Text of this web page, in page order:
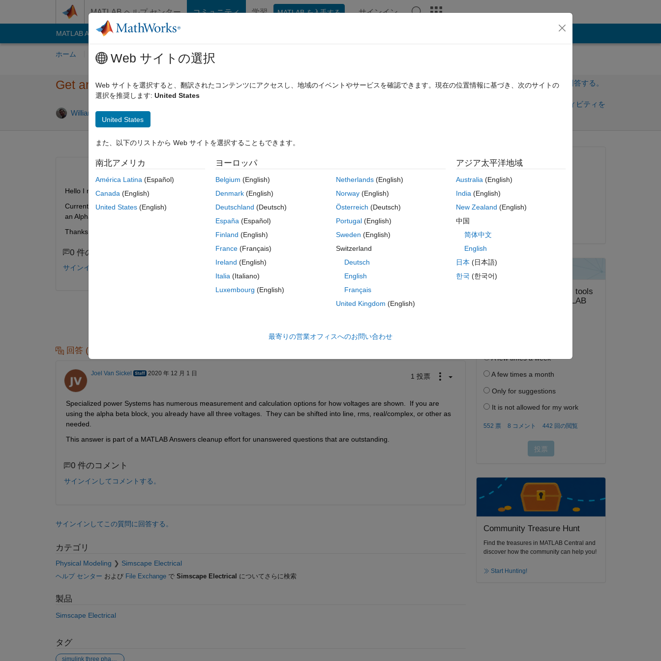
MATLAB ヘルプ センター コミュニティ 学習 MATLAB を入手する サインイン
MATLAB Answers File Exchange
ホーム 質問する 回答 閲覧 MATLAB に関する FAQ
Get angle of voltage for three phase systems with simulink
William 2014 4 月 12
サインインしてこの質問に回答する。
サインインしてアクティビティを
0 投票
Hello I need to get the voltage of each phase of a three phase system. is there a way to do this in Simpower Systems?
Currently I have a three phase source hooked up to a voltage and current measurement system and the voltage running to
an Alpha Beta function.
Thanks
0 件のコメント
サインインしてコメントする。
サインインしてこの質問に回答する。
回答 (1 件)
Joel Van Sickel 2020 年 12 月 1 日 1 投票
Specialized power Systems has numerous measurement and calculation options for how voltages are shown.  If you are
using the alpha beta block, you already have all three voltages.  They can be shifted into line, rms, real/complex, or other as
needed.
This answer is part of a MATLAB Answers cleanup effort for unanswered questions that are outstanding.
0 件のコメント
サインインしてコメントする。
サインインしてこの質問に回答する。
カテゴリ
Physical Modeling Simscape Electrical
ヘルプ センター および File Exchangeで Simscape Electrical についてさらに検索
製品
Simscape Electrical
タグ
simulink three phase simpower systems
質問済み:
2014 年 4 月 12 日
回答済み:
Community Treasure Hunt
Find the treasures in MATLAB Central and
discover how the community can help you!
Start Hunting!
Web サイトの選択
Web サイトを選択すると、翻訳されたコンテンツにアクセスし、地域のイベントやサービスを確認できます。現在の位置情報に基づき、次のサイトの
選択を推奨します: United States
United States
また、以下のリストから Web サイトを選択することもできます。
南北アメリカ
América Latina (Español)
Canada (English)
United States (English)
ヨーロッパ
Belgium (English)
Denmark (English)
Deutschland (Deutsch)
España (Español)
Finland (English)
France (Français)
Ireland (English)
Italia (Italiano)
Luxembourg (English)
Netherlands(English)
Norway(English)
Österreich (Deutsch)
Portugal(English)
Sweden (English)
Switzerland
Deutsch
English
Français
United Kingdom (English)
アジア太平洋地域
Australia(English)
India(English)
New Zealand (English)
中国
简体中文
English
日本 (日本語)
한국 (한국어)
最寄りの営業オフィスへのお問い合わせ